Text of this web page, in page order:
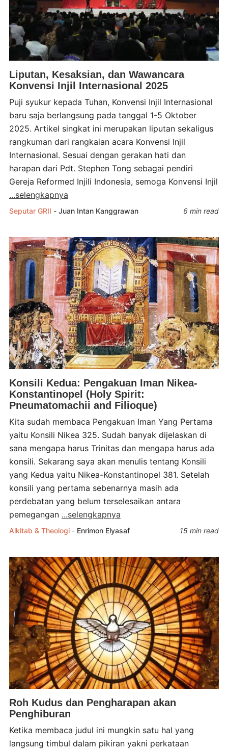
Liputan, Kesaksian, dan Wawancara
Konvensi Injil Internasional 2025
Puji syukur kepada Tuhan, Konvensi Injil Internasional
baru saja berlangsung pada tanggal 1-5 Oktober
2025. Artikel singkat ini merupakan liputan sekaligus
rangkuman dari rangkaian acara Konvensi Injil
Internasional. Sesuai dengan gerakan hati dan
harapan dari Pdt. Stephen Tong sebagai pendiri
Gereja Reformed Injili Indonesia, semoga Konvensi Injil
...selengkapnya
Seputar GRII - Juan Intan Kanggrawan 6 min read
Konsili Kedua: Pengakuan Iman Nikea-
Konstantinopel (Holy Spirit:
Pneumatomachii and Filioque)
Kita sudah membaca Pengakuan Iman Yang Pertama
yaitu Konsili Nikea 325. Sudah banyak dijelaskan di
sana mengapa harus Trinitas dan mengapa harus ada
konsili. Sekarang saya akan menulis tentang Konsili
yang Kedua yaitu Nikea-Konstantinopel 381. Setelah
konsili yang pertama sebenarnya masih ada
perdebatan yang belum terselesaikan antara
pemegangan ...selengkapnya
Alkitab & Theologi - Enrimon Elyasaf 15 min read
Roh Kudus dan Pengharapan akan
Penghiburan
Ketika membaca judul ini mungkin satu hal yang
langsung timbul dalam pikiran yakni perkataan